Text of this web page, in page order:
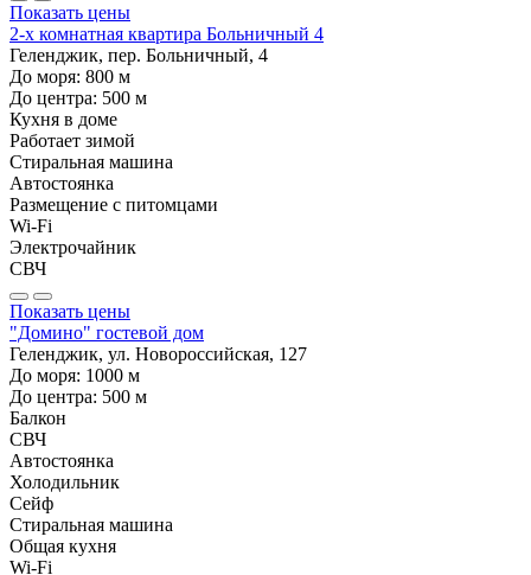
Показать цены
2-х комнатная квартира Больничный 4
Геленджик, пер. Больничный, 4
До моря: 800 м
До центра: 500 м
Кухня в доме
Работает зимой
Стиральная машина
Автостоянка
Размещение с питомцами
Wi-Fi
Электрочайник
СВЧ
Показать цены
"Домино" гостевой дом
Геленджик, ул. Новороссийская, 127
До моря: 1000 м
До центра: 500 м
Балкон
СВЧ
Автостоянка
Холодильник
Сейф
Стиральная машина
Общая кухня
Wi-Fi